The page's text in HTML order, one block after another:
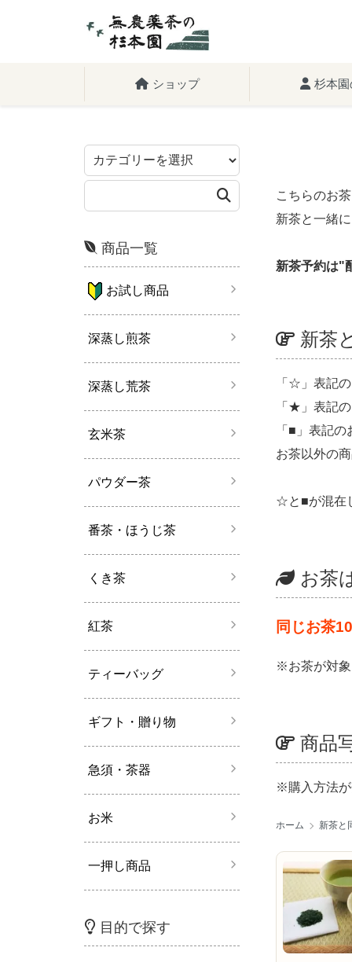
ショップ 杉本
こちらのお
新茶と一緒
新茶予約は"
新茶
「☆」表記
「★」表記
「■」表記
お茶以外の
☆と■が混在
お茶
同じお茶
※お茶が対象
商品
※購入方法
ホーム 新茶と
商品一覧
お試し商品
深蒸し煎茶
深蒸し荒茶
玄米茶
パウダー茶
番茶・ほうじ茶
くき茶
紅茶
ティーバッグ
ギフト・贈り物
急須・茶器
お米
一押し商品
目的で探す